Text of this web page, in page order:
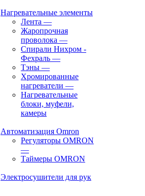
Нагревательные элементы
Лента —
Жаропрочная
проволока —
Спирали Нихром -
Фехраль —
Тэны —
Хромированные
нагреватели —
Нагревательные
блоки, муфели,
камеры
Автоматизация Omron
Регуляторы OMRON
—
Таймеры OMRON
Электросушители для рук